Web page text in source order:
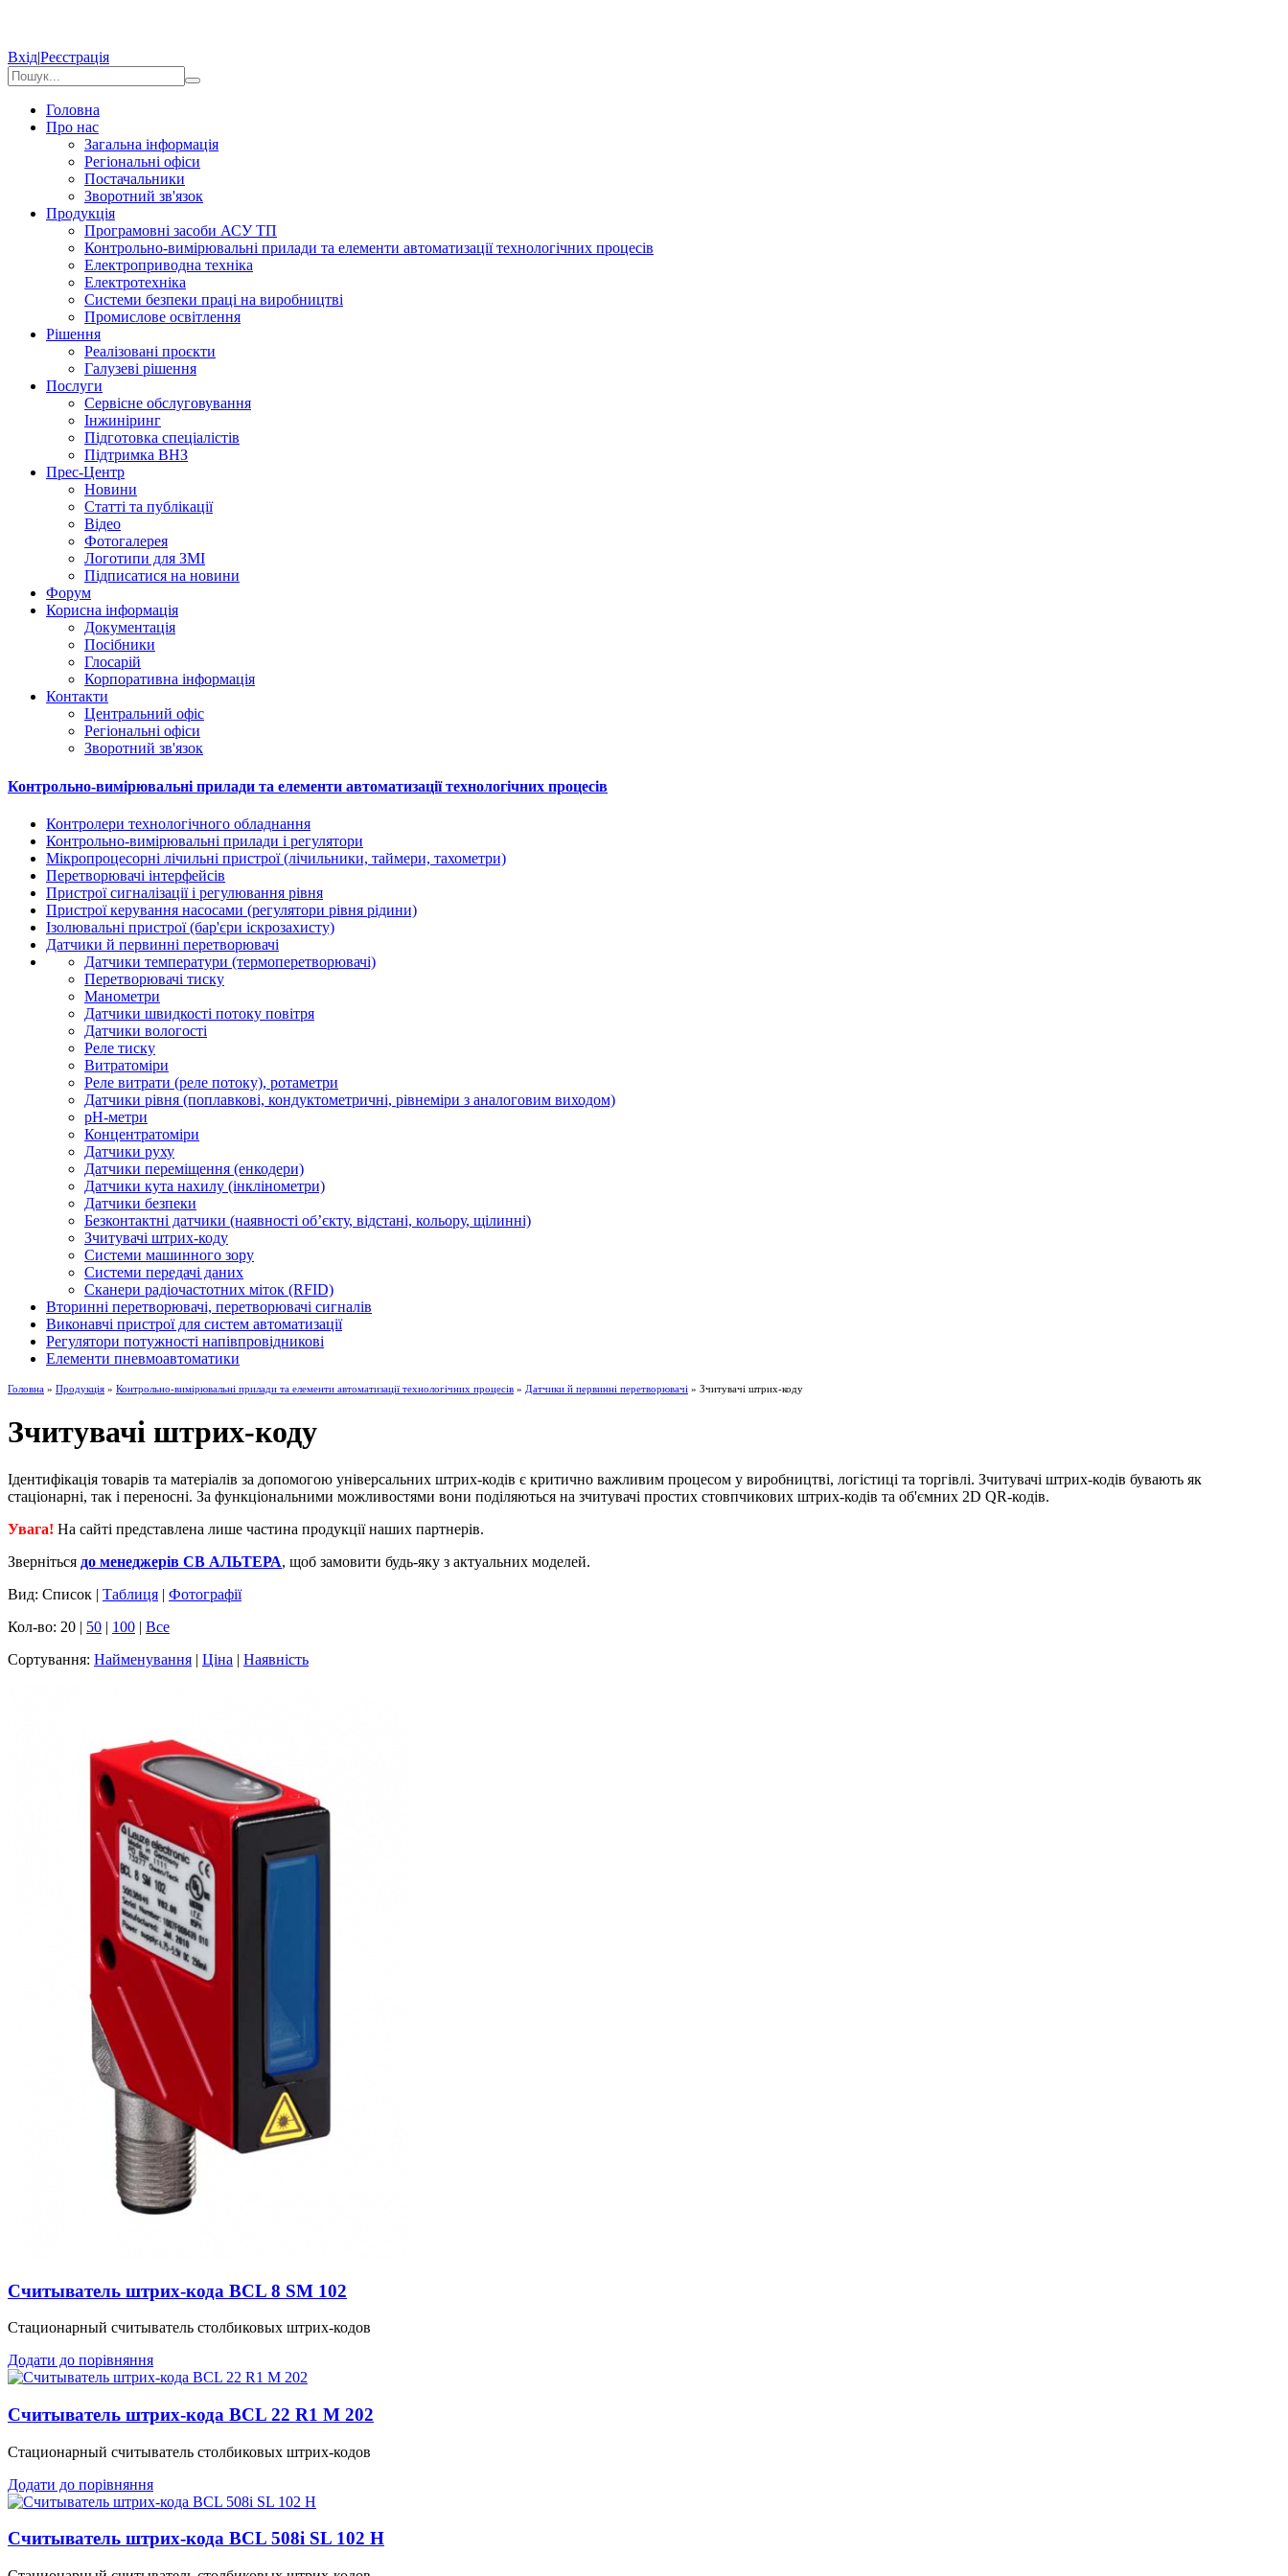
Вхід|Реєстрація
Головна
Про нас
Загальна інформація
Регіональні офіси
Постачальники
Зворотний зв'язок
Продукція
Програмовні засоби АСУ ТП
Контрольно-вимірювальні прилади та елементи автоматизації технологічних процесів
Електроприводна техніка
Електротехніка
Системи безпеки праці на виробництві
Промислове освітлення
Рішення
Реалізовані проєкти
Галузеві рішення
Послуги
Сервісне обслуговування
Інжиніринг
Підготовка спеціалістів
Підтримка ВНЗ
Прес-Центр
Новини
Статті та публікації
Відео
Фотогалерея
Логотипи для ЗМІ
Підписатися на новини
Форум
Корисна інформація
Документація
Посібники
Глосарій
Корпоративна інформація
Контакти
Центральний офіс
Регіональні офіси
Зворотний зв'язок
Контрольно-вимірювальні прилади та елементи автоматизації технологічних процесів
Контролери технологічного обладнання
Контрольно-вимірювальні прилади і регулятори
Мікропроцесорні лічильні пристрої (лічильники, таймери, тахометри)
Перетворювачі інтерфейсів
Пристрої сигналізації і регулювання рівня
Пристрої керування насосами (регулятори рівня рідини)
Ізолювальні пристрої (бар'єри іскрозахисту)
Датчики й первинні перетворювачі
Датчики температури (термоперетворювачі)
Перетворювачі тиску
Манометри
Датчики швидкості потоку повітря
Датчики вологості
Реле тиску
Витратоміри
Реле витрати (реле потоку), ротаметри
Датчики рівня (поплавкові, кондуктометричні, рівнеміри з аналоговим виходом)
рН-метри
Концентратоміри
Датчики руху
Датчики переміщення (енкодери)
Датчики кута нахилу (інклінометри)
Датчики безпеки
Безконтактні датчики (наявності об’єкту, відстані, кольору, щілинні)
Зчитувачі штрих-коду
Системи машинного зору
Системи передачі даних
Сканери радіочастотних міток (RFID)
Вторинні перетворювачі, перетворювачі сигналів
Виконавчі пристрої для систем автоматизації
Регулятори потужності напівпровідникові
Елементи пневмоавтоматики
Головна » Продукція » Контрольно-вимірювальні прилади та елементи автоматизації технологічних процесів » Датчики й первинні перетворювачі » Зчитувачі штрих-коду
Зчитувачі штрих-коду
Ідентифікація товарів та матеріалів за допомогою універсальних штрих-кодів є критично важливим процесом у виробництві, логістиці та торгівлі. Зчитувачі штрих-кодів бувають як
стаціонарні, так і переносні. За функціональними можливостями вони поділяються на зчитувачі простих стовпчикових штрих-кодів та об'ємних 2D QR-кодів.
Увага! На сайті представлена лише частина продукції наших партнерів.
Зверніться до менеджерів СВ АЛЬТЕРА, щоб замовити будь-яку з актуальних моделей.
Вид: Список | Таблиця | Фотографії
Кол-во: 20 | 50 | 100 | Все
Сортування: Найменування | Ціна | Наявність
Считыватель штрих-кода BCL 8 SM 102
Стационарный считыватель столбиковых штрих-кодов
Додати до порівняння
Считыватель штрих-кода BCL 22 R1 M 202
Стационарный считыватель столбиковых штрих-кодов
Додати до порівняння
Считыватель штрих-кода BCL 508i SL 102 H